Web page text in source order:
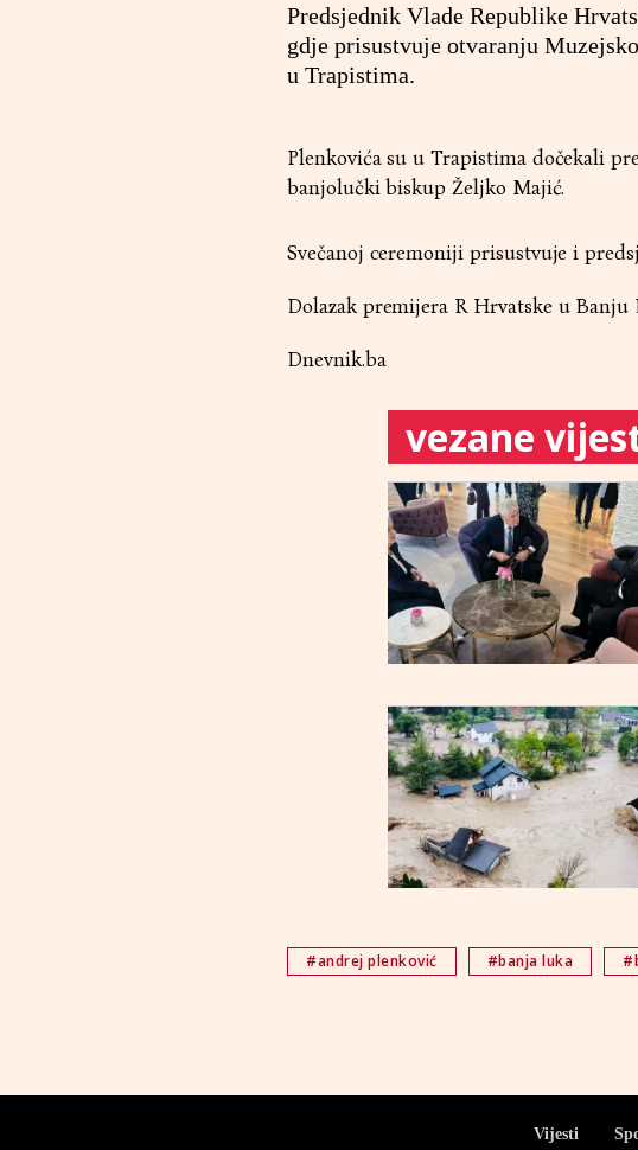
Predsjednik Vlade Republike
gdje prisustvuje otvaranju
u Trapistima.
Plenkovića su u Trapistima dočekali
banjolučki biskup Željko Majić.
Svečanoj ceremoniji prisustvuje i
Dolazak premijera R Hrvatske u
Dnevnik.ba
vezane
#andrej plenković #banja luka
Vijesti